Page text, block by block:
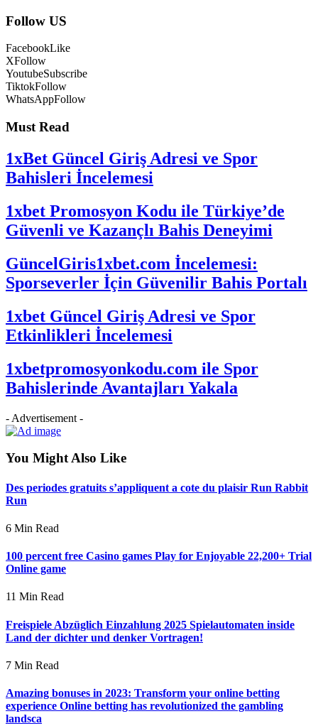
Follow US
FacebookLike
XFollow
YoutubeSubscribe
TiktokFollow
WhatsAppFollow
Must Read
1xBet Güncel Giriş Adresi ve Spor
Bahisleri İncelemesi
1xbet Promosyon Kodu ile Türkiye’de
Güvenli ve Kazançlı Bahis Deneyimi
GüncelGiris1xbet.com İncelemesi:
Sporseverler İçin Güvenilir Bahis Portalı
1xbet Güncel Giriş Adresi ve Spor
Etkinlikleri İncelemesi
1xbetpromosyonkodu.com ile Spor
Bahislerinde Avantajları Yakala
- Advertisement -
You Might Also Like
Des periodes gratuits s’appliquent a cote du plaisir Run Rabbit
Run
6 Min Read
100 percent free Casino games Play for Enjoyable 22,200+ Trial
Online game
11 Min Read
Freispiele Abzüglich Einzahlung 2025 Spielautomaten inside
Land der dichter und denker Vortragen!
7 Min Read
Amazing bonuses in 2023: Transform your online betting
experience Online betting has revolutionized the gambling
landsca